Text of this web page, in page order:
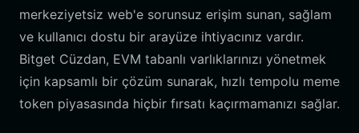
merkeziyetsiz web'e sorunsuz erişim sunan, sağlam
ve kullanıcı dostu bir arayüze ihtiyacınız vardır.
Bitget Cüzdan, EVM tabanlı varlıklarınızı yönetmek
için kapsamlı bir çözüm sunarak, hızlı tempolu meme
token piyasasında hiçbir fırsatı kaçırmamanızı sağlar.